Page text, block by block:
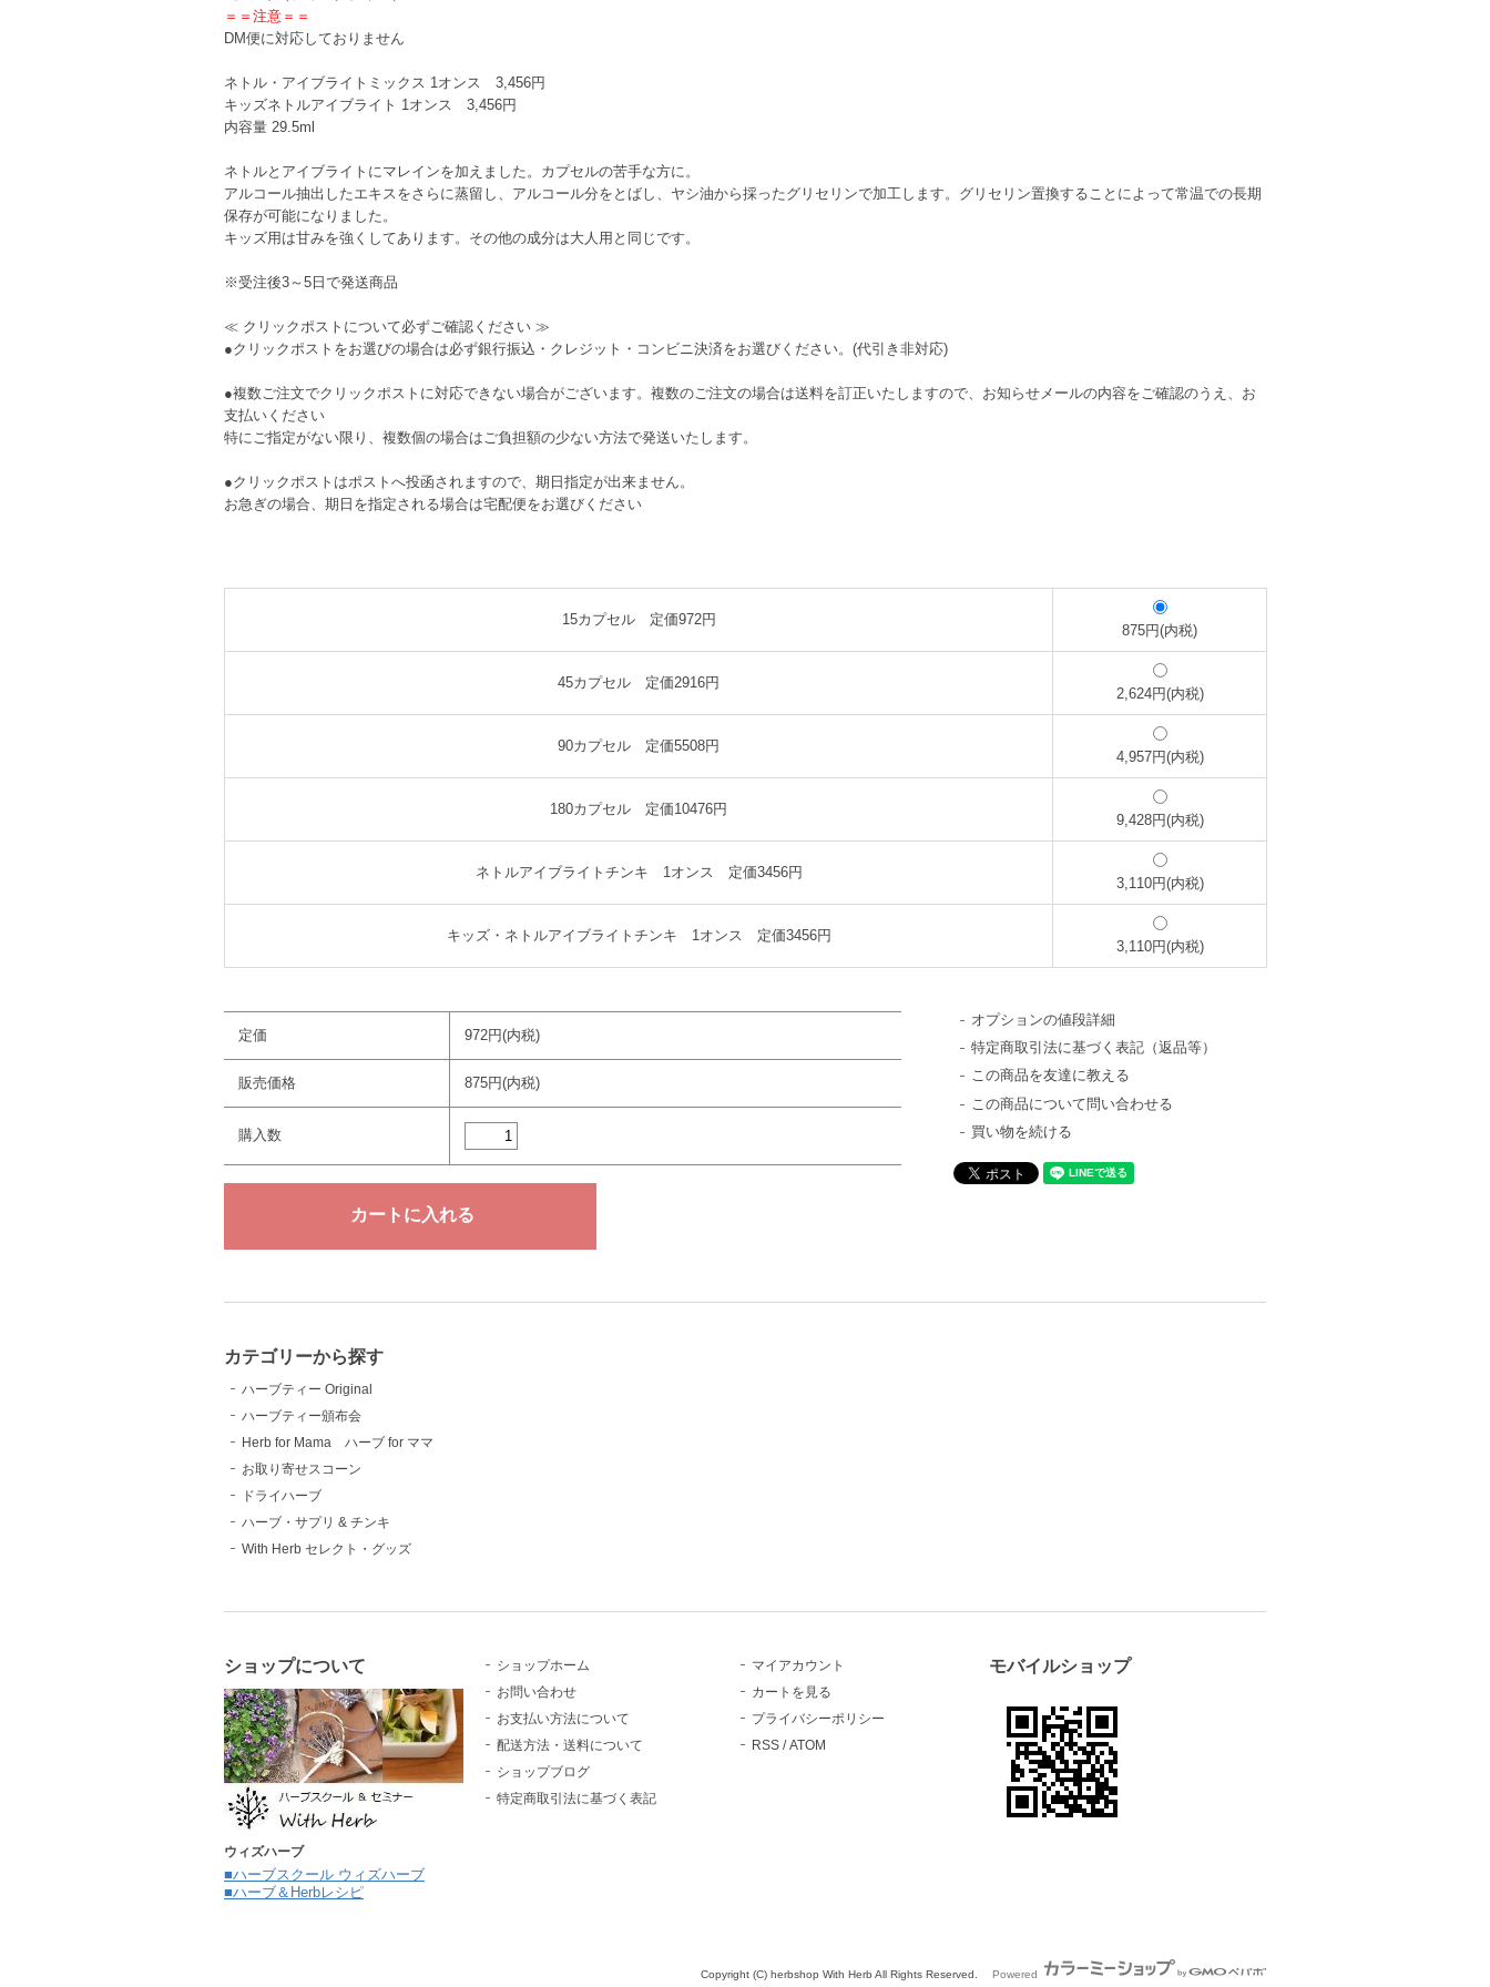
＝＝注意＝＝
DM便に対応しておりません
ネトル・アイブライトミックス 1オンス 3,456円
キッズネトルアイブライト 1オンス 3,456円
内容量 29.5ml
ネトルとアイブライトにマレインを加えました。カプセルの苦手な方に。
アルコール抽出したエキスをさらに蒸留し、アルコール分をとばし、ヤシ油から採ったグリセリンで加工します。グリセリン置換することによって常温での長期
保存が可能になりました。
キッズ用は甘みを強くしてあります。その他の成分は大人用と同じです。
※受注後3～5日で発送商品
≪ クリックポストについて必ずご確認ください ≫
●クリックポストをお選びの場合は必ず銀行振込・クレジット・コンビニ決済をお選びください。(代引き非対応)
●複数ご注文でクリックポストに対応できない場合がございます。複数のご注文の場合は送料を訂正いたしますので、お知らせメールの内容をご確認のうえ、お
支払いください
特にご指定がない限り、複数個の場合はご負担額の少ない方法で発送いたします。
●クリックポストはポストへ投函されますので、期日指定が出来ません。
お急ぎの場合、期日を指定される場合は宅配便をお選びください
15カプセル 定価972円
875円(内税)
45カプセル 定価2916円
2,624円(内税)
90カプセル 定価5508円
4,957円(内税)
180カプセル 定価10476円
9,428円(内税)
ネトルアイブライトチンキ 1オンス 定価3456円
3,110円(内税)
キッズ・ネトルアイブライトチンキ 1オンス 定価3456円
3,110円(内税)
定価 972円(内税)
販売価格 875円(内税)
購入数
オプションの値段詳細
特定商取引法に基づく表記（返品等）
この商品を友達に教える
この商品について問い合わせる
買い物を続ける
カテゴリーから探す
ハーブティー Original
ハーブティー頒布会
Herb for Mama ハーブ for ママ
お取り寄せスコーン
ドライハーブ
ハーブ・サプリ & チンキ
With Herb セレクト・グッズ
ショップについて
ウィズハーブ
■ハーブスクール ウィズハーブ
■ハーブ＆Herbレシピ
ショップホーム
お問い合わせ
お支払い方法について
配送方法・送料について
ショップブログ
特定商取引法に基づく表記
マイアカウント
カートを見る
プライバシーポリシー
RSS /ATOM
モバイルショップ
Copyright (C) herbshop With Herb All Rights Reserved. Powered